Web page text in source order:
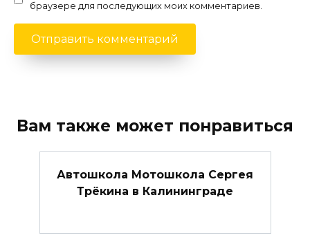
браузере для последующих моих комментариев.
Вам также может понравиться
Автошкола Мотошкола Сергея
Трёкина в Калининграде